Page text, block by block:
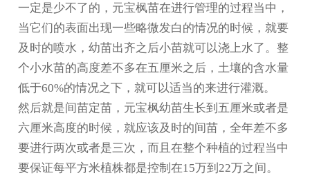
一定是少不了的，元宝枫苗在进行管理的过程当中，
当它们的表面出现一些略微发白的情况的时候，就要
及时的喷水，幼苗出齐之后小苗就可以浇上水了。整
个小水苗的高度差不多在五厘米之后，土壤的含水量
低于60%的情况之下，就可以适当的来进行灌溉。
然后就是间苗定苗，元宝枫幼苗生长到五厘米或者是
六厘米高度的时候，就应该及时的间苗，全年差不多
要进行两次或者是三次，而且在整个种植的过程当中
要保证每平方米植株都是控制在15万到22万之间。